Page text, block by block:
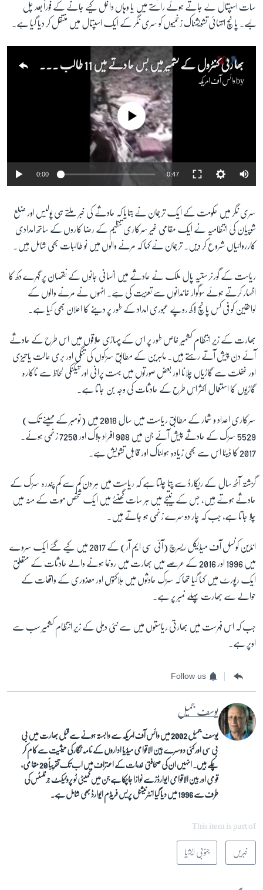
سات اسپتال لے جاتے ہوئے راستے میں یا وہاں داخل کیے جانے کے فوراً بعد چل
بسے۔ پانچ انتہائی تشویشناک زخمیوں کو سری نگر کے ایک اسپتال میں منتقل کر دیا گیا ہے۔
byوائس آف امریکہ
No media source currently available
0:00 0:47
سری نگر میں حکومت کے ایک ترجمان نے بتایا کہ حادثے کی خبر ملتے ہی پولیس اور ضلع
شوپیان کی انتظامیہ نے ایک مقامی غیر سرکاری تنظیم کے رضا کاروں کے ساتھ امدادی
کارروائیاں شروع کر دیں۔ ترجمان نے کہا کہ مرنے والوں میں نو طالبات بھی شامل ہیں۔
ریاست کے گورنر ستیہ پال ملک نے حادثے میں انسانی جانوں کے نقصان پر گہرے دکھ کا
اظہار کرتے ہوئے سوگوار خاندانوں سے تعزیت کی ہے۔ انہوں نے مرنے والوں کے
لواحقین کو فی کس پانچ لاکھ روپے عبوری امداد کے طور پر دینے کا اعلان بھی کیا ہے۔
بھارت کے زیرِ انتظام کشمیر خاص طور پر اس کے پہاڑی علاقوں میں اس طرح کے حادثے
آئے دن پیش آتے رہتے ہیں۔ ماہرین کے مطابق سڑکوں کی تنگی اور بری حالت یا تیزی
اور غفلت سے گاڑیاں چلانا اور بعض صورتوں میں بہت پرانی اور تیکنکی لحاظ سے ناکارہ
گاڑیوں کا استعمال اکثر اس طرح کے حادثات کی وجہ بن جاتا ہے۔
سرکاری اعداد و شمار کے مطابق ریاست میں سال 2018 میں (نومبر کے مہینے تک)
5529 سڑک کے حادثے پیش آئے جن میں 908 افراد ہلاک اور 7250 زخمی ہوئے۔
2017 کا ڈیٹا اس سے بھی زیادہ ہولناک اور قابلِ تشویش ہے۔
گزشتہ آٹھ سال کے ریکارڈ سے پتا چلتا ہے کہ ریاست میں ہر دن کم سے کم پندرہ سڑک کے
حادثے ہوتے ہیں، جس کے نتیجے میں ہر سات گھنٹے میں ایک شخص موت کے منہ میں
چلا جاتا ہے، جب کہ چار دوسرے زخمی ہو جاتے ہیں
انڈین کونسل آف میڈیکل ریسرچ (آئی سی ایم آر) کے 2017 میں کیے گئے ایک سروے
میں 1996 اور 2016 کے عرصے میں بھارت میں رونما ہونے والے حادثات کے متعلق
ایک رپورٹ میں کہا گیا تھا کہ سڑک حادثوں میں ہلاکتوں اور معذوری کے واقعات کے
حوالے سے بھارت پہلے نمبر پر ہے۔
جب کہ اس فہرست میں بھارتی ریاستوں میں سے نئی دہلی کے زیرِ انتظام کشمیر سب سے
اوپر ہے۔
Follow us
یوسف جمیل
یوسف جمیل 2002 میں وائس آف امریکہ سے وابستہ ہونے سے قبل بھارت میں بی
بی سی اور کئی دوسرے بین الاقوامی میڈیا اداروں کے نامہ نگار کی حیثیت سے کام کر
چکے ہیں۔ انہیں ان کی صحافتی خدمات کے اعتراف میں اب تک تقریباً 20 مقامی،
قومی اور بین الاقوامی ایوارڈز سے نوازا جاچکا ہے جن میں کمیٹی ٹو پروٹیکٹ جرنلسٹس کی
طرف سے 1996 میں دیا گیا انٹرنیشنل پریس فریڈم ایوارڈ بھی شامل ہے۔
This item is part of
خبریں جنوبی ایشیا